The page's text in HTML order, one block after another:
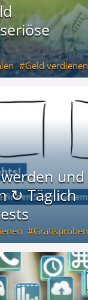
Geld verdienen
und
↻ Täglich
Gratisproben